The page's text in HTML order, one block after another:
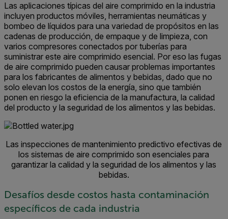
Las aplicaciones típicas del aire comprimido en la industria
incluyen productos móviles, herramientas neumáticas y
bombeo de líquidos para una variedad de propósitos en las
cadenas de producción, de empaque y de limpieza, con
varios compresores conectados por tuberías para
suministrar este aire comprimido esencial. Por eso las fugas
de aire comprimido pueden causar problemas importantes
para los fabricantes de alimentos y bebidas, dado que no
solo elevan los costos de la energía, sino que también
ponen en riesgo la eficiencia de la manufactura, la calidad
del producto y la seguridad de los alimentos y las bebidas.
Las inspecciones de mantenimiento predictivo efectivas de
los sistemas de aire comprimido son esenciales para
garantizar la calidad y la seguridad de los alimentos y las
bebidas.
Desafíos desde costos hasta contaminación
específicos de cada industria